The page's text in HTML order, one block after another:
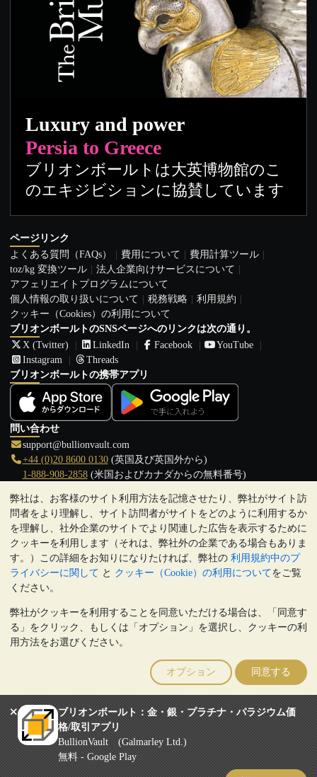
弊社は、お客様のサイト利用方法を記憶させたり、弊社がサイト訪
問者をより理解し、サイト訪問者がサイトをどのように利用するか
を理解し、社外企業のサイトでより関連した広告を表示するために
クッキーを利用します（それは、弊社外の企業である場合もありま
す。）この詳細をお知りになりたければ、弊社の 利用規約中のプ
ライバシーに関して と クッキー（Cookie）の利用についてをご覧
ください。
弊社がクッキーを利用することを同意いただける場合は、「同意す
る」をクリック、もしくは「オプション」を選択し、クッキーの利
用方法をお選びください。
オプション 同意する
ブリオンボールト：金・銀・プラチナ・パラジウム価
格/取引アプリ
BullionVault (Galmarley Ltd.)
無料 - Google Play
Luxury and power
Persia to Greece
ブリオンボールトは大英博物館のこ
のエキジビションに協賛しています
ページリンク
よくある質問（FAQs）
費用について
費用計算ツール
toz/kg 変換ツール
法人企業向けサービスについて
アフェリエイトプログラムについて
個人情報の取り扱いについて
税務戦略
利用規約
クッキー（Cookies）の利用について
ブリオンボールトのSNSページへのリンクは次の通り。
X (Twitter)
LinkedIn Facebook
YouTube
Instagram
Threads
ブリオンボールトの携帯アプリ
問い合わせ
support@bullionvault.com
+44 (0)20 8600 0130(英国及び英国外から)
1-888-908-2858(米国およびカナダからの無料番号)
クリックして通話を開始
営業時間:
9:00～20:30 (英国), 月曜日から金曜日
17:00～2:30（日本時間）, 月曜日から金曜日
Galmarley Ltd T/A BullionVault
3 Shortlands (7th Floor)
London
W6 8DA
United Kingdom
貴金属の価値は下落することもあれば上昇することもありま
す。過去の傾向は、将来の価格の動きを保証するものではありませ
ん。BullionVaultのウェブサイト上、もしくはBullionVaultとのコミ
ュニケーション上のいかなる内容も、投資に関する助言ではありま
せん。顧客は、金及び銀地金を所有することが適切かどうかを判断
するために、専門家の助言を求めることをお勧めします。
Galmarley Ltd, trading as BullionVault, registered in England and Wales
4943684